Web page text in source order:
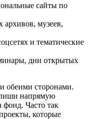
сайты по
архивов, музеев,
и тематические
дни открытых
обеими сторонами.
напрямую
фонд. Часто так
которые